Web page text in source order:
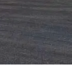
Déneigement